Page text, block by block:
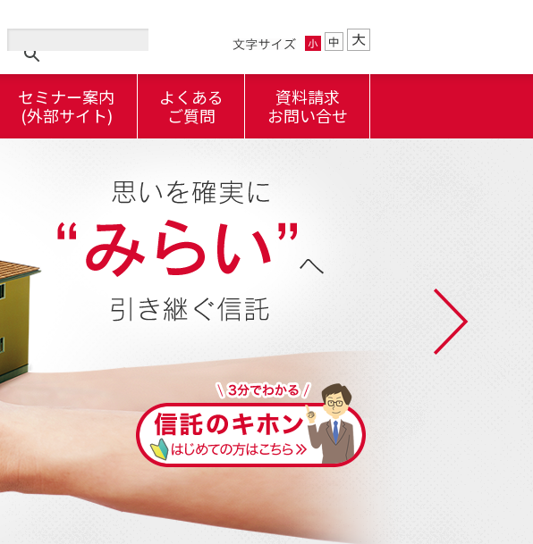
信託の“キホン”～その4～ 7.不動産管理信託の税金
セミナー案内
(外部サイト)
よくある
ご質問
資料請求
お問い合せ